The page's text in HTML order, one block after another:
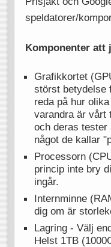
speldatorer/
Komponenter att
Grafikkortet
störst betydelse
reda på hur
varandra är vårt
och deras
något de kallar
Processorn
princip inte bry
ingår.
Internminne
dig om är
Lagring - Välj
Helst 1TB